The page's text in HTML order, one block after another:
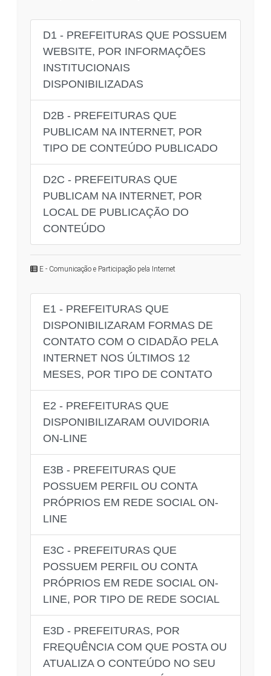
D1 - PREFEITURAS QUE POSSUEM
WEBSITE, POR INFORMAÇÕES
INSTITUCIONAIS
DISPONIBILIZADAS
D2B - PREFEITURAS QUE
PUBLICAM NA INTERNET, POR
TIPO DE CONTEÚDO PUBLICADO
D2C - PREFEITURAS QUE
PUBLICAM NA INTERNET, POR
LOCAL DE PUBLICAÇÃO DO
CONTEÚDO
E - Comunicação e Participação pela Internet
E1 - PREFEITURAS QUE
DISPONIBILIZARAM FORMAS DE
CONTATO COM O CIDADÃO PELA
INTERNET NOS ÚLTIMOS 12
MESES, POR TIPO DE CONTATO
E2 - PREFEITURAS QUE
DISPONIBILIZARAM OUVIDORIA
ON-LINE
E3B - PREFEITURAS QUE
POSSUEM PERFIL OU CONTA
PRÓPRIOS EM REDE SOCIAL ON-
LINE
E3C - PREFEITURAS QUE
POSSUEM PERFIL OU CONTA
PRÓPRIOS EM REDE SOCIAL ON-
LINE, POR TIPO DE REDE SOCIAL
E3D - PREFEITURAS, POR
FREQUÊNCIA COM QUE POSTA OU
ATUALIZA O CONTEÚDO NO SEU